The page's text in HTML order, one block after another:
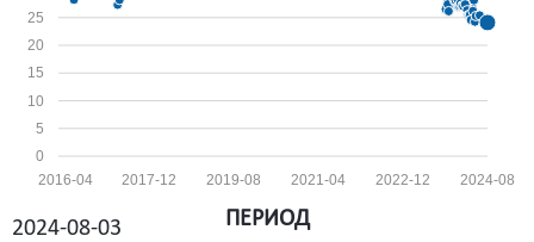
0
5
10
15
20
25
2024-08
2022-12
2021-04
2019-08
2017-12
2016-04
2024-08-03
ПЕРИОД